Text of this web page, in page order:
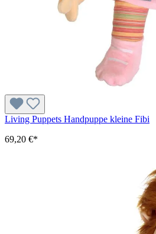
Living Puppets Handpuppe kleine Fibi
69,20 €*